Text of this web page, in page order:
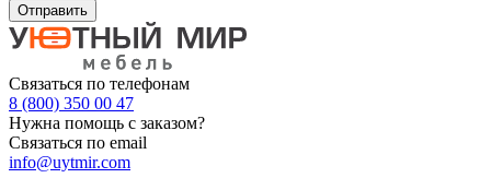
Отправить
Связаться по телефонам
8 (800) 350 00 47
Нужна помощь с заказом?
Связаться по email
info@uytmir.com